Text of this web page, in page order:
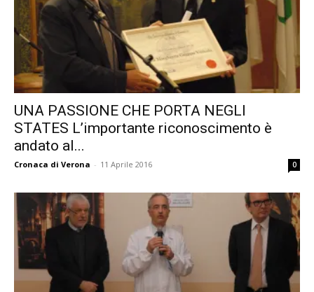
UNA PASSIONE CHE PORTA NEGLI
STATES L’importante riconoscimento è
andato al...
Cronaca di Verona - 11 Aprile 2016 0